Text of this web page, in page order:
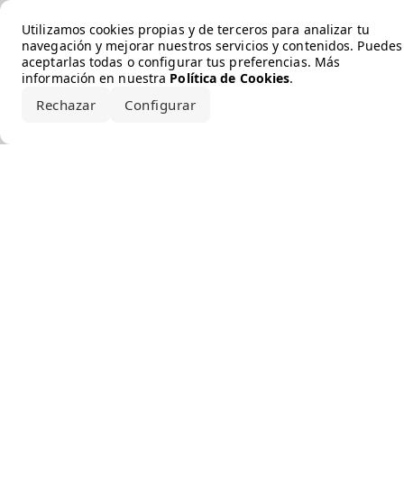
Utilizamos cookies propias y de terceros para analizar tu
navegación y mejorar nuestros servicios y contenidos. Puedes
aceptarlas todas o configurar tus preferencias. Más
información en nuestra Política de Cookies.
Rechazar Configurar
Error loading the brand